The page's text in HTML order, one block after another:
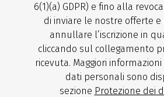
6(1)(a) GDPR) e fino alla
di inviare le nostre offerte e
annullare l’iscrizione in
cliccando sul collegamento
ricevuta. Maggiori
dati personali sono
sezione Protezione dei